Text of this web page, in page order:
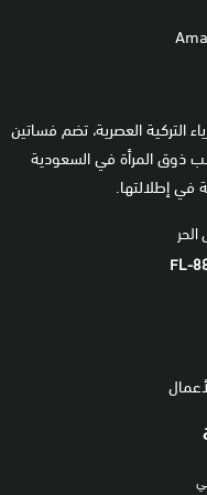
التركية العصرية، تضم فساتين
ذوق المرأة في السعودية
في إطلالتها.
FL-